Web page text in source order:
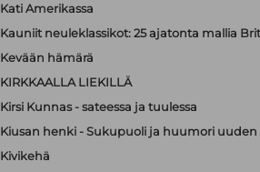
Kati Amerikassa
Kauniit neuleklassikot: 25 ajatonta mallia
Kevään hämärä
KIRKKAALLA LIEKILLÄ
Kirsi Kunnas - sateessa ja tuulessa
Kiusan henki - Sukupuoli ja huumori uuden
Kivikehä